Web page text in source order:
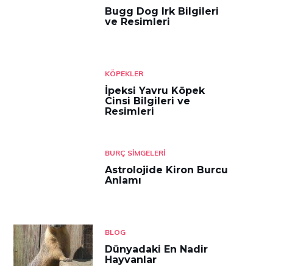
Bugg Dog Irk Bilgileri
ve Resimleri
KÖPEKLER
İpeksi Yavru Köpek
Cinsi Bilgileri ve
Resimleri
BURÇ SIMGELERI
Astrolojide Kiron Burcu
Anlamı
BLOG
Dünyadaki En Nadir
Hayvanlar